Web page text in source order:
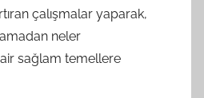
çalışmalar yaparak,
neler
sağlam temellere